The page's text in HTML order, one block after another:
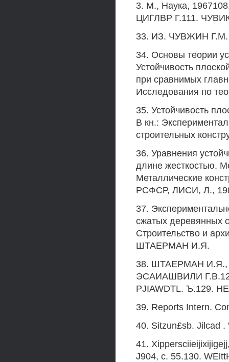
3. М., Наука,
ЦИГЛВР Г.111.
33. ИЗ. ЧУВЖИН Г.М.
34. Основы теории
Устойчивость
при сравнимых
Исследования по
35. Устойчивость
В кн.:
строительных
36. Уравнения
длине жесткостью.
Металлические
РСФСР, ЛИСИ, Л.,
37.
сжатых деревянных
Строительство и
ШТАЕРМАН И.Я.
38. ШТАЕРМАН
ЭСАИАШВИЛИ
PJIAWDTL. Ъ.129.
39. Reports Intern.
40. Sitzun£sb. Jilcad .
41.
J904, c. 55.130.